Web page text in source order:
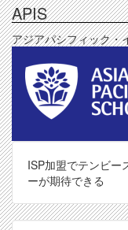
APIS
アジアパシフィック・
ISP加盟でテンビー
ーが期待できる